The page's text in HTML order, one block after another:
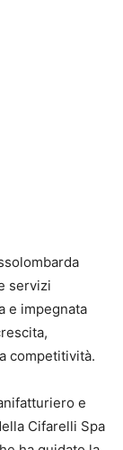
servizi
e impegnata
competitività.
e
Cifarelli Spa